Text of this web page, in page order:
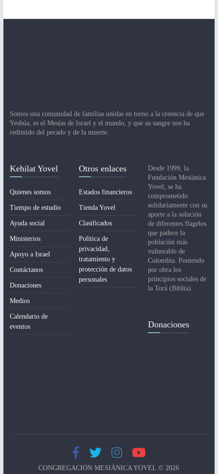
Somos una comunidad de familias unidas en torno a la creencia de que
Yeshúa, es el Mesías de Israel y el mundo, y que su sangre nos ha
redimido del pecado y de la muerte.
Kehilat Yovel
Quienes somos
Tiempo de estudio
Ayuda social
Ministerios
Apoyo a Israel
Contáctanos
Donaciones
Medios
Calendario de
eventos
Otros enlaces
Estados financieros
Tienda Yovel
Clasificados
Política de
privacidad,
tratamiento y
protección de datos
personales
Desde 1999, la
Fundación Mesiánica
Yovel, se ha
comprometido
solidariamente con su
aporte a la solución
de diferentes flagelos
que padece la
población más
vulnerable de
Colombia. Poniendo
por obra los
principios sociales de
la Torá (Biblia).
Donaciones
CONGREGACIÓN MESIÁNICA YOVEL © 2026